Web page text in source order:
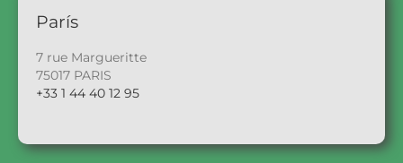
París
7 rue Margueritte
75017 PARIS
+33 1 44 40 12 95